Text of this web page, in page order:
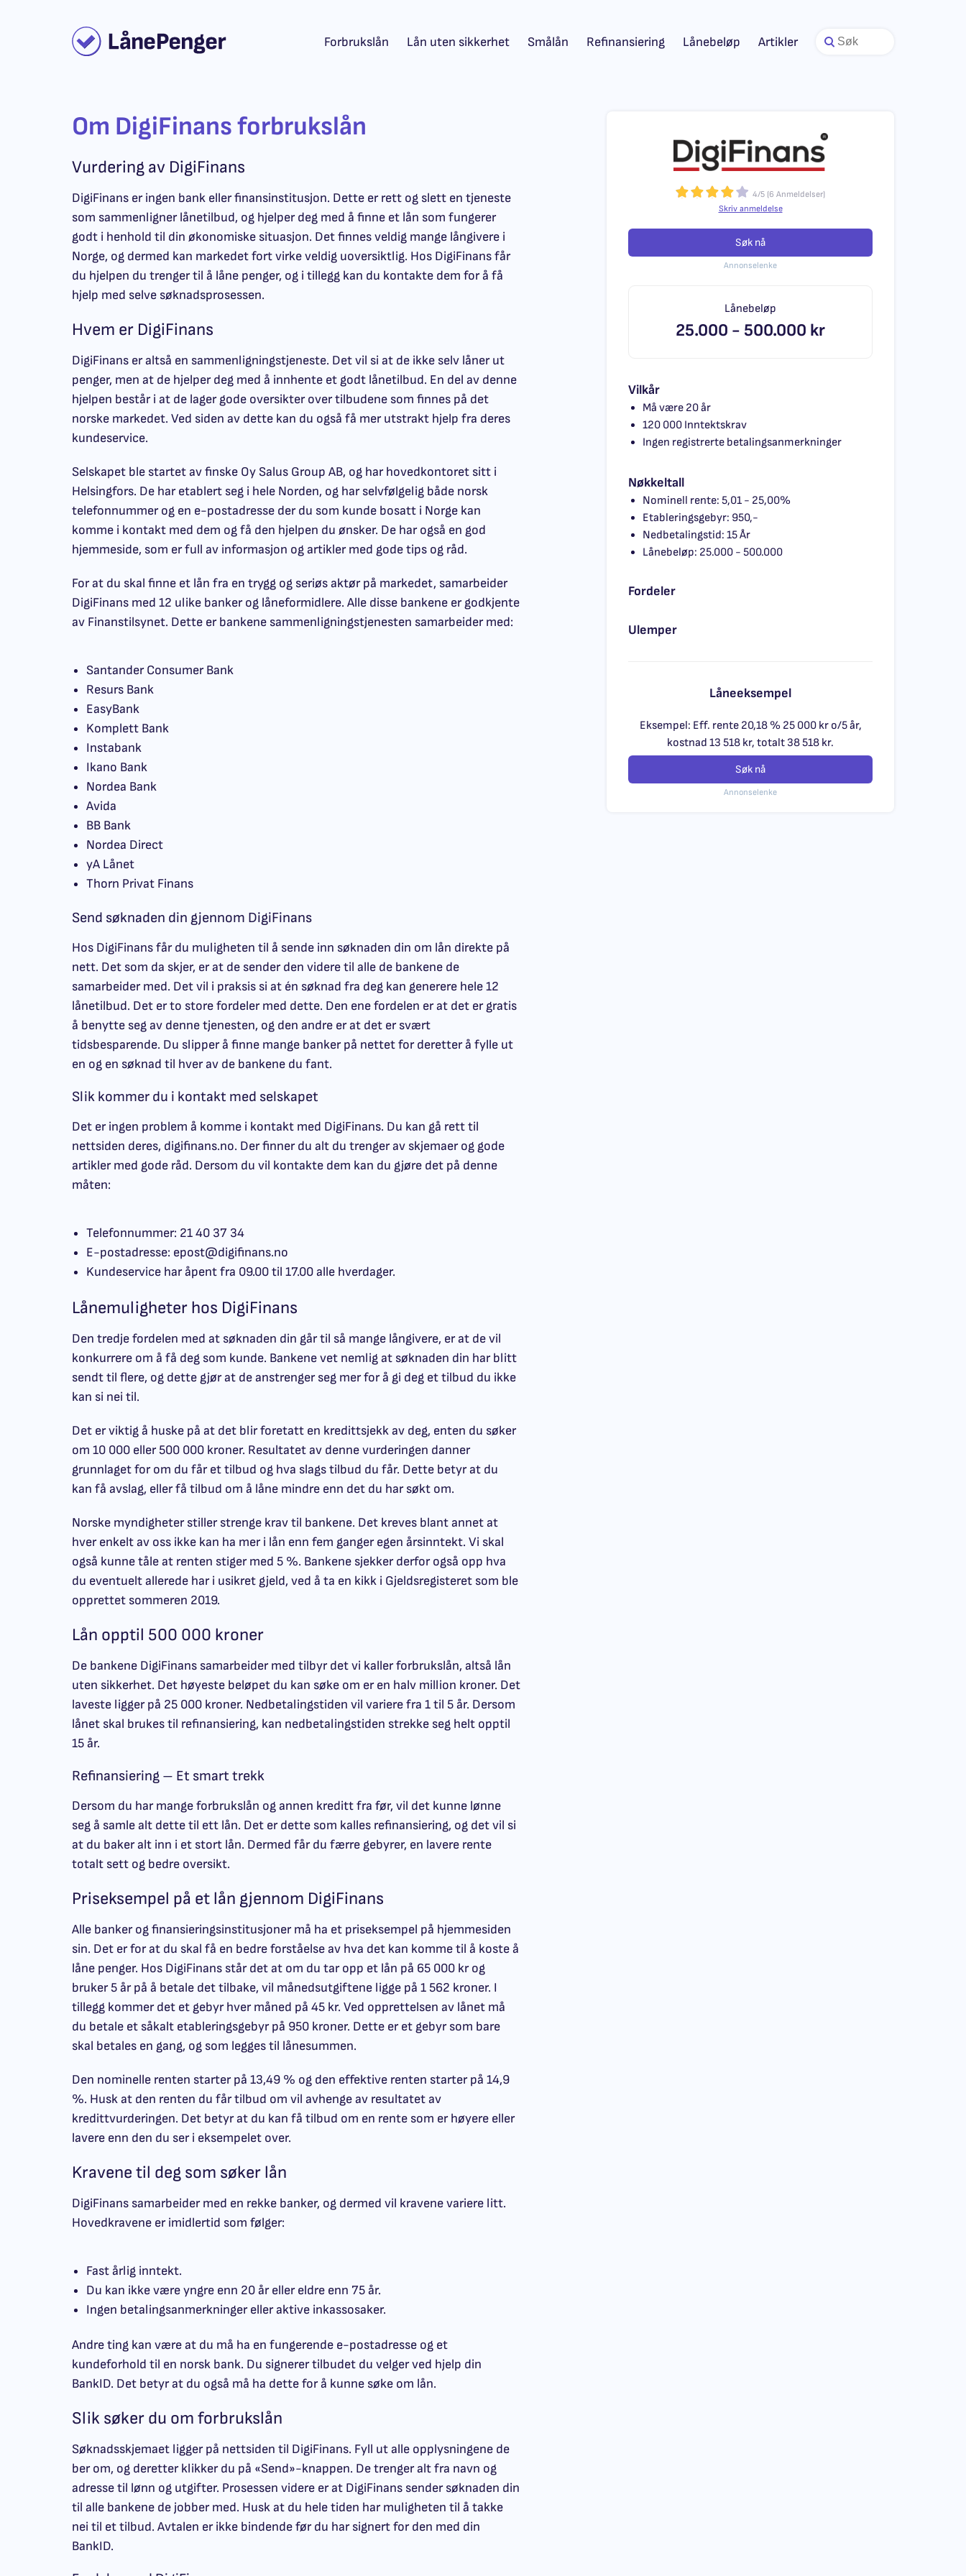
Send omtale
Forbrukslån Lån uten sikkerhet Smålån Refinansiering Lånebeløp Artikler
4/5 (6 Anmeldelser)
Skriv anmeldelse
Søk nå
Annonselenke
Lånebeløp
25.000 - 500.000 kr
Vilkår
Må være 20 år
120 000 Inntektskrav
Ingen registrerte betalingsanmerkninger
Nøkkeltall
Nominell rente: 5,01 - 25,00%
Etableringsgebyr: 950,-
Nedbetalingstid: 15 År
Lånebeløp: 25.000 - 500.000
Fordeler
Ulemper
Låneeksempel
Eksempel: Eff. rente 20,18 % 25 000 kr o/5 år,
kostnad 13 518 kr, totalt 38 518 kr.
Søk nå
Annonselenke
Om DigiFinans forbrukslån
Vurdering av DigiFinans
DigiFinans er ingen bank eller finansinstitusjon. Dette er rett og slett en tjeneste
som sammenligner lånetilbud, og hjelper deg med å finne et lån som fungerer
godt i henhold til din økonomiske situasjon. Det finnes veldig mange långivere i
Norge, og dermed kan markedet fort virke veldig uoversiktlig. Hos DigiFinans får
du hjelpen du trenger til å låne penger, og i tillegg kan du kontakte dem for å få
hjelp med selve søknadsprosessen.
Hvem er DigiFinans
DigiFinans er altså en sammenligningstjeneste. Det vil si at de ikke selv låner ut
penger, men at de hjelper deg med å innhente et godt lånetilbud. En del av denne
hjelpen består i at de lager gode oversikter over tilbudene som finnes på det
norske markedet. Ved siden av dette kan du også få mer utstrakt hjelp fra deres
kundeservice.
Selskapet ble startet av finske Oy Salus Group AB, og har hovedkontoret sitt i
Helsingfors. De har etablert seg i hele Norden, og har selvfølgelig både norsk
telefonnummer og en e-postadresse der du som kunde bosatt i Norge kan
komme i kontakt med dem og få den hjelpen du ønsker. De har også en god
hjemmeside, som er full av informasjon og artikler med gode tips og råd.
For at du skal finne et lån fra en trygg og seriøs aktør på markedet, samarbeider
DigiFinans med 12 ulike banker og låneformidlere. Alle disse bankene er godkjente
av Finanstilsynet. Dette er bankene sammenligningstjenesten samarbeider med:
Santander Consumer Bank
Resurs Bank
EasyBank
Komplett Bank
Instabank
Ikano Bank
Nordea Bank
Avida
BB Bank
Nordea Direct
yA Lånet
Thorn Privat Finans
Send søknaden din gjennom DigiFinans
Hos DigiFinans får du muligheten til å sende inn søknaden din om lån direkte på
nett. Det som da skjer, er at de sender den videre til alle de bankene de
samarbeider med. Det vil i praksis si at én søknad fra deg kan generere hele 12
lånetilbud. Det er to store fordeler med dette. Den ene fordelen er at det er gratis
å benytte seg av denne tjenesten, og den andre er at det er svært
tidsbesparende. Du slipper å finne mange banker på nettet for deretter å fylle ut
en og en søknad til hver av de bankene du fant.
Slik kommer du i kontakt med selskapet
Det er ingen problem å komme i kontakt med DigiFinans. Du kan gå rett til
nettsiden deres, digifinans.no. Der finner du alt du trenger av skjemaer og gode
artikler med gode råd. Dersom du vil kontakte dem kan du gjøre det på denne
måten:
Telefonnummer: 21 40 37 34
E-postadresse: epost@digifinans.no
Kundeservice har åpent fra 09.00 til 17.00 alle hverdager.
Lånemuligheter hos DigiFinans
Den tredje fordelen med at søknaden din går til så mange långivere, er at de vil
konkurrere om å få deg som kunde. Bankene vet nemlig at søknaden din har blitt
sendt til flere, og dette gjør at de anstrenger seg mer for å gi deg et tilbud du ikke
kan si nei til.
Det er viktig å huske på at det blir foretatt en kredittsjekk av deg, enten du søker
om 10 000 eller 500 000 kroner. Resultatet av denne vurderingen danner
grunnlaget for om du får et tilbud og hva slags tilbud du får. Dette betyr at du
kan få avslag, eller få tilbud om å låne mindre enn det du har søkt om.
Norske myndigheter stiller strenge krav til bankene. Det kreves blant annet at
hver enkelt av oss ikke kan ha mer i lån enn fem ganger egen årsinntekt. Vi skal
også kunne tåle at renten stiger med 5 %. Bankene sjekker derfor også opp hva
du eventuelt allerede har i usikret gjeld, ved å ta en kikk i Gjeldsregisteret som ble
opprettet sommeren 2019.
Lån opptil 500 000 kroner
De bankene DigiFinans samarbeider med tilbyr det vi kaller forbrukslån, altså lån
uten sikkerhet. Det høyeste beløpet du kan søke om er en halv million kroner. Det
laveste ligger på 25 000 kroner. Nedbetalingstiden vil variere fra 1 til 5 år. Dersom
lånet skal brukes til refinansiering, kan nedbetalingstiden strekke seg helt opptil
15 år.
Refinansiering – Et smart trekk
Dersom du har mange forbrukslån og annen kreditt fra før, vil det kunne lønne
seg å samle alt dette til ett lån. Det er dette som kalles refinansiering, og det vil si
at du baker alt inn i et stort lån. Dermed får du færre gebyrer, en lavere rente
totalt sett og bedre oversikt.
Priseksempel på et lån gjennom DigiFinans
Alle banker og finansieringsinstitusjoner må ha et priseksempel på hjemmesiden
sin. Det er for at du skal få en bedre forståelse av hva det kan komme til å koste å
låne penger. Hos DigiFinans står det at om du tar opp et lån på 65 000 kr og
bruker 5 år på å betale det tilbake, vil månedsutgiftene ligge på 1 562 kroner. I
tillegg kommer det et gebyr hver måned på 45 kr. Ved opprettelsen av lånet må
du betale et såkalt etableringsgebyr på 950 kroner. Dette er et gebyr som bare
skal betales en gang, og som legges til lånesummen.
Den nominelle renten starter på 13,49 % og den effektive renten starter på 14,9
%. Husk at den renten du får tilbud om vil avhenge av resultatet av
kredittvurderingen. Det betyr at du kan få tilbud om en rente som er høyere eller
lavere enn den du ser i eksempelet over.
Kravene til deg som søker lån
DigiFinans samarbeider med en rekke banker, og dermed vil kravene variere litt.
Hovedkravene er imidlertid som følger:
Fast årlig inntekt.
Du kan ikke være yngre enn 20 år eller eldre enn 75 år.
Ingen betalingsanmerkninger eller aktive inkassosaker.
Andre ting kan være at du må ha en fungerende e-postadresse og et
kundeforhold til en norsk bank. Du signerer tilbudet du velger ved hjelp din
BankID. Det betyr at du også må ha dette for å kunne søke om lån.
Slik søker du om forbrukslån
Søknadsskjemaet ligger på nettsiden til DigiFinans. Fyll ut alle opplysningene de
ber om, og deretter klikker du på «Send»-knappen. De trenger alt fra navn og
adresse til lønn og utgifter. Prosessen videre er at DigiFinans sender søknaden din
til alle bankene de jobber med. Husk at du hele tiden har muligheten til å takke
nei til et tilbud. Avtalen er ikke bindende før du har signert for den med din
BankID.